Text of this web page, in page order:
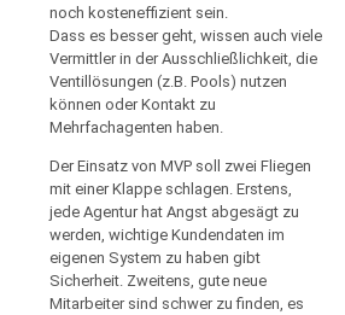
noch kosteneffizient sein.
Dass es besser geht, wissen auch viele
Vermittler in der Ausschließlichkeit, die
Ventillösungen (z.B. Pools) nutzen
können oder Kontakt zu
Mehrfachagenten haben.
Der Einsatz von MVP soll zwei Fliegen
mit einer Klappe schlagen. Erstens,
jede Agentur hat Angst abgesägt zu
werden, wichtige Kundendaten im
eigenen System zu haben gibt
Sicherheit. Zweitens, gute neue
Mitarbeiter sind schwer zu finden, es